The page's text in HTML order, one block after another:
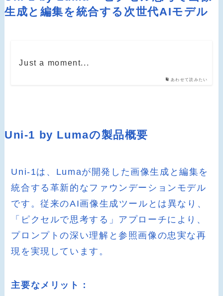
生成と編集を統合する次世代AIモデル
あわせて読みたい
Just a moment...
Uni-1 by Lumaの製品概要
Uni-1は、Lumaが開発した画像生成と編集を
統合する革新的なファウンデーションモデル
です。従来のAI画像生成ツールとは異なり、
「ピクセルで思考する」アプローチにより、
プロンプトの深い理解と参照画像の忠実な再
現を実現しています。
主要なメリット：